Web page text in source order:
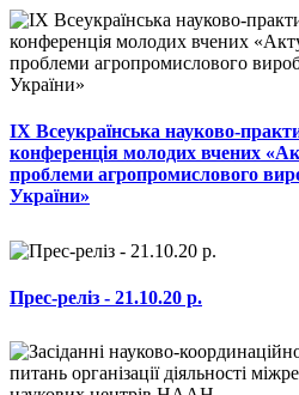
ІХ Всеукраїнська науково-
конференція молодих вчених
проблеми агропромислового
України»
Прес-реліз - 21.10.20 р.